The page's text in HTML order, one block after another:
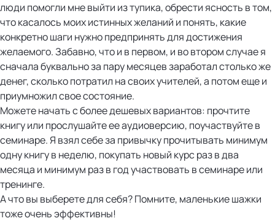
люди помогли мне выйти из тупика, обрести ясность в том,
что касалось моих истинных желаний и понять, какие
конкретно шаги нужно предпринять для достижения
желаемого. Забавно, что и в первом, и во втором случае я
сначала буквально за пару месяцев заработал столько же
денег, сколько потратил на своих учителей, а потом еще и
приумножил свое состояние.
Можете начать с более дешевых вариантов: прочтите
книгу или прослушайте ее аудиоверсию, поучаствуйте в
семинаре. Я взял себе за привычку прочитывать минимум
одну книгу в неделю, покупать новый курс раз в два
месяца и минимум раз в год участвовать в семинаре или
тренинге.
А что вы выберете для себя? Помните, маленькие шажки
тоже очень эффективны!